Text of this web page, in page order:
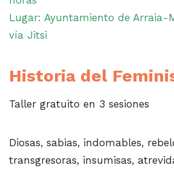
Lugar: Ayuntamiento de Arraia-
vía Jitsi
Historia del
Taller gratuito en 3 sesiones
Diosas, sabias, indomables,
transgresoras, insumisas,